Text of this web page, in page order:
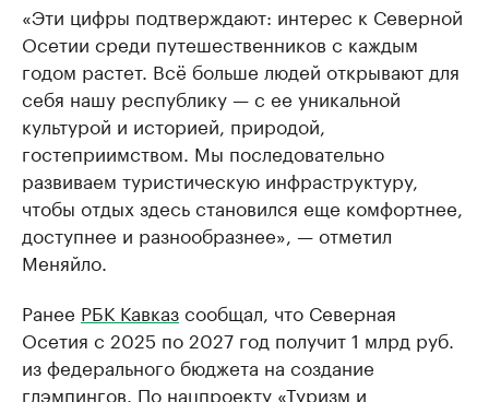
«Эти цифры подтверждают: интерес к Северной
Осетии среди путешественников с каждым
годом растет. Всё больше людей открывают для
себя нашу республику — с ее уникальной
культурой и историей, природой,
гостеприимством. Мы последовательно
развиваем туристическую инфраструктуру,
чтобы отдых здесь становился еще комфортнее,
доступнее и разнообразнее», — отметил
Меняйло.
Ранее РБК Кавказсообщал, что Северная
Осетия с 2025 по 2027 год получит 1 млрд руб.
из федерального бюджета на создание
глэмпингов. По нацпроекту «Туризм и